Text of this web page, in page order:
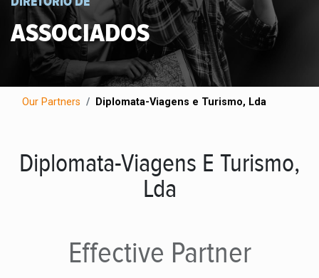
ASSOCIADOS
Our Partners Diplomata-Viagens e Turismo, Lda
Diplomata-Viagens E Turismo,
Lda
Effective Partner